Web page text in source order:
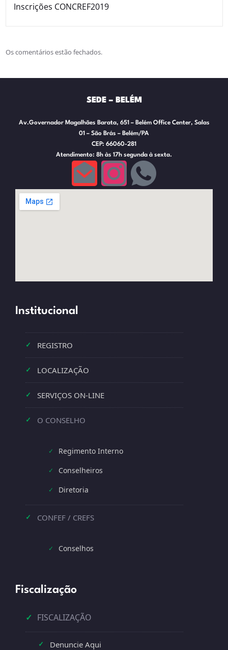
Inscrições CONCREF2019
Os comentários estão fechados.
SEDE – BELÉM
Av.Governador Magalhães Barata, 651 – Belém Office Center, Salas
01 – São Brás – Belém/PA
CEP: 66060-281
Atendimento: 8h às 17h segunda à sexta.
Institucional
✓ REGISTRO
✓ LOCALIZAÇÃO
✓ SERVIÇOS ON-LINE
✓ O CONSELHO
✓ Regimento Interno
✓ Conselheiros
✓ Diretoria
✓ CONFEF / CREFS
✓ Conselhos
Fiscalização
✓ FISCALIZAÇÃO
✓ Denuncie Aqui